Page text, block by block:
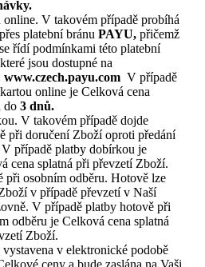
online. V takovém případě probíhá
platební bránu PAYU, přičemž
řídí podmínkami této platební
jsou dostupné na
www.czech.payu.com V případě
online je Celková cena
do 3 dnů.
V takovém případě dojde
při doručení Zboží oproti předání
případě platby dobírkou je
cena splatná při převzetí Zboží.
při osobním odběru. Hotově lze
v případě převzetí v Naší
V případě platby hotově při
odběru je Celková cena splatná
Zboží.
vystavena v elektronické podobě